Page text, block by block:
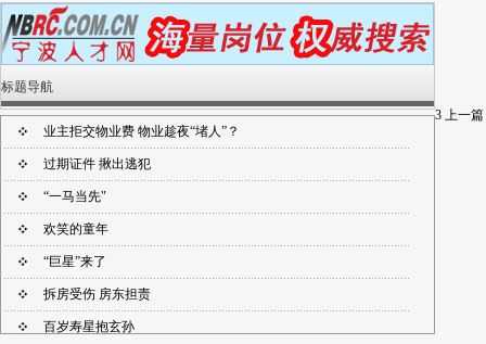
标题导航
业主拒交物业费 物业趁夜“堵人”？
过期证件 揪出逃犯
“一马当先"
欢笑的童年
“巨星”来了
拆房受伤 房东担责
百岁寿星抱玄孙
3 上一篇